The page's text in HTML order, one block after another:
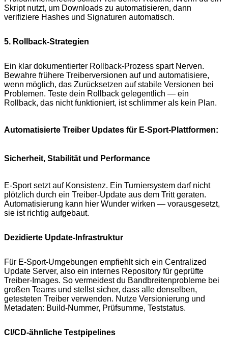
Skript nutzt, um Downloads zu automatisieren, dann
verifiziere Hashes und Signaturen automatisch.
5. Rollback-Strategien
Ein klar dokumentierter Rollback-Prozess spart Nerven.
Bewahre frühere Treiberversionen auf und automatisiere,
wenn möglich, das Zurücksetzen auf stabile Versionen bei
Problemen. Teste dein Rollback gelegentlich — ein
Rollback, das nicht funktioniert, ist schlimmer als kein Plan.
Automatisierte Treiber Updates für E-Sport-Plattformen:
Sicherheit, Stabilität und Performance
E-Sport setzt auf Konsistenz. Ein Turniersystem darf nicht
plötzlich durch ein Treiber-Update aus dem Tritt geraten.
Automatisierung kann hier Wunder wirken — vorausgesetzt,
sie ist richtig aufgebaut.
Dezidierte Update-Infrastruktur
Für E-Sport-Umgebungen empfiehlt sich ein Centralized
Update Server, also ein internes Repository für geprüfte
Treiber-Images. So vermeidest du Bandbreitenprobleme bei
großen Teams und stellst sicher, dass alle denselben,
getesteten Treiber verwenden. Nutze Versionierung und
Metadaten: Build-Nummer, Prüfsumme, Teststatus.
CI/CD-ähnliche Testpipelines